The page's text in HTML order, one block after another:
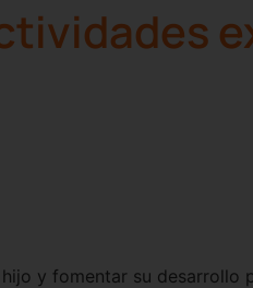
y fomentar su